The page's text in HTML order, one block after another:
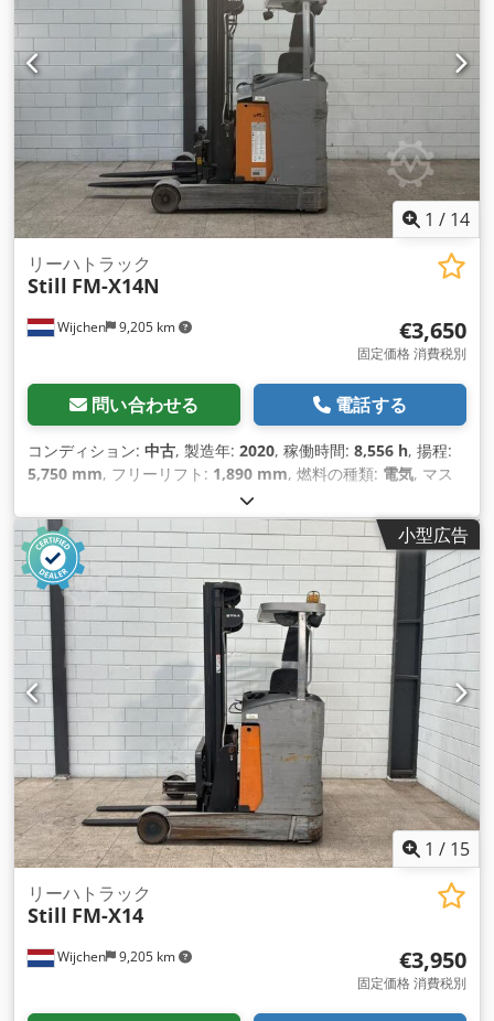
1 / 14
Wijchen 9,205 km
リーハトラック
Still FM-X14N
€3,650
固定価格 消費税別
問い合わせる 電話する
コンディション: 中古, 製造年: 2020, 稼働時間: 8,556 h, 揚程:
5,750 mm, フリーリフト: 1,890 mm, 燃料の種類: 電気, マス
, フォーク長:
760 mm, 全高:2,450 mm, 全長:1,800 mm, 全幅:1,140 mm,
色:グレー, 小型広告
1 / 15
Wijchen 9,205 km
リーハトラック
Still FM-X14
€3,950
固定価格 消費税別